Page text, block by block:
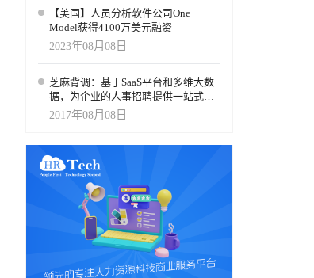
【美国】人员分析软件公司One
Model获得4100万美元融资
2023年08月08日
芝麻背调：基于SaaS平台和多维大数
据，为企业的人事招聘提供一站式线
上服务
2017年08月08日